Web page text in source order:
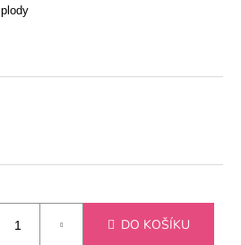
plody
DO KOŠÍKU